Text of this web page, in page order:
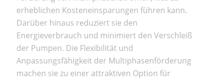
erheblichen Kosteneinsparungen führen kann.
Darüber hinaus reduziert sie den
Energieverbrauch und minimiert den Verschleiß
der Pumpen. Die Flexibilität und
Anpassungsfähigkeit der Multiphasenförderung
machen sie zu einer attraktiven Option für